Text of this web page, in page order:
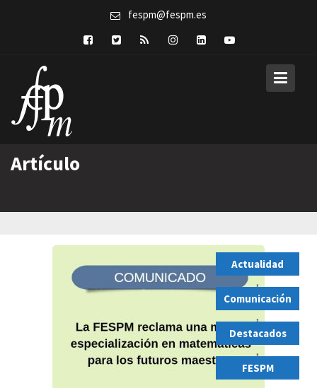
fespm@fespm.es
Artículo
Actualidad
,
Comunicación
,
Destacados
,
FESPM